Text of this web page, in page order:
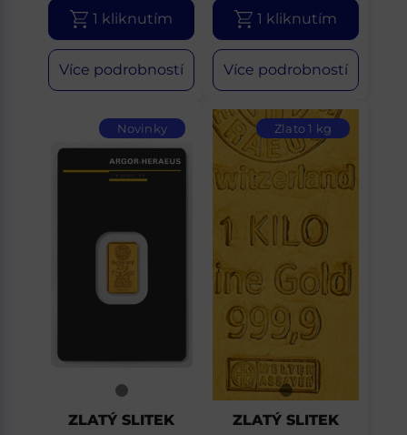
1 kliknutím
Více podrobností
1 kliknutím
Více podrobností
Novinky
ZLATÝ SLITEK
Zlato 1 kg
ZLATÝ SLITEK